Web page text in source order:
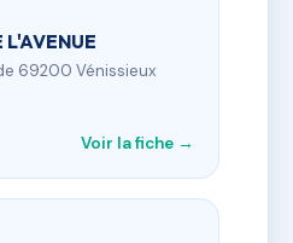
L'AVENUE
69200 Vénissieux
Voir la fiche →